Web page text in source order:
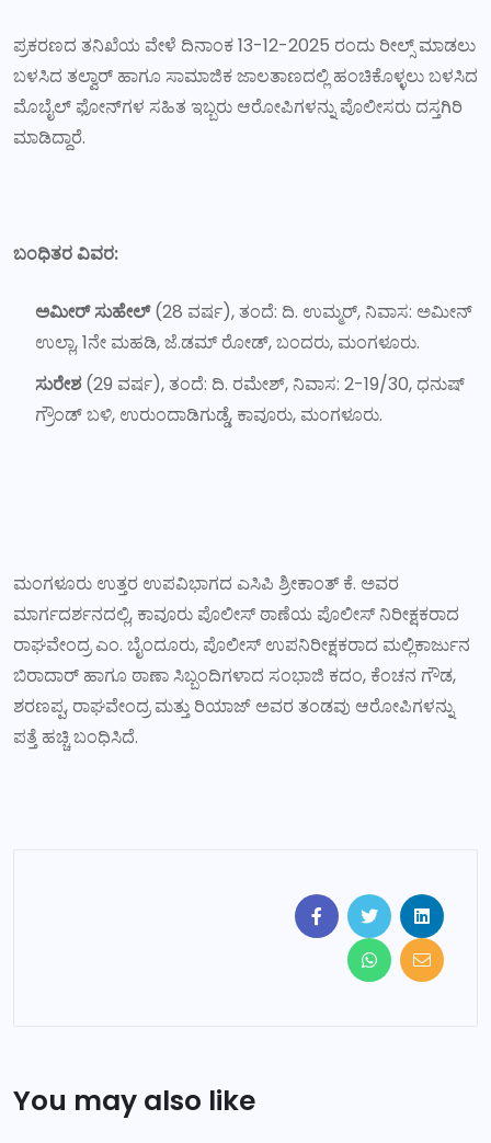
ಪ್ರಕರಣದ ತನಿಖೆಯ ವೇಳೆ ದಿನಾಂಕ 13-12-2025 ರಂದು ರೀಲ್ಸ್ ಮಾಡಲು
ಬಳಸಿದ ತಲ್ವಾರ್ ಹಾಗೂ ಸಾಮಾಜಿಕ ಜಾಲತಾಣದಲ್ಲಿ ಹಂಚಿಕೊಳ್ಳಲು ಬಳಸಿದ
ಮೊಬೈಲ್ ಫೋನ್‌ಗಳ ಸಹಿತ ಇಬ್ಬರು ಆರೋಪಿಗಳನ್ನು ಪೊಲೀಸರು ದಸ್ತಗಿರಿ
ಮಾಡಿದ್ದಾರೆ.
ಬಂಧಿತರ ವಿವರ:
ಅಮೀರ್ ಸುಹೇಲ್(28 ವರ್ಷ), ತಂದೆ: ದಿ. ಉಮ್ಮರ್, ನಿವಾಸ: ಅಮೀನ್
ಉಲ್ಲಾ, 1ನೇ ಮಹಡಿ, ಜೆ.ಡಮ್ ರೋಡ್, ಬಂದರು, ಮಂಗಳೂರು.
ಸುರೇಶ(29 ವರ್ಷ), ತಂದೆ: ದಿ. ರಮೇಶ್, ನಿವಾಸ: 2-19/30, ಧನುಷ್
ಗ್ರೌಂಡ್ ಬಳಿ, ಉರುಂದಾಡಿಗುಡ್ಡೆ, ಕಾವೂರು, ಮಂಗಳೂರು.
ಮಂಗಳೂರು ಉತ್ತರ ಉಪವಿಭಾಗದ ಎಸಿಪಿ ಶ್ರೀಕಾಂತ್ ಕೆ. ಅವರ
ಮಾರ್ಗದರ್ಶನದಲ್ಲಿ, ಕಾವೂರು ಪೊಲೀಸ್ ಠಾಣೆಯ ಪೊಲೀಸ್ ನಿರೀಕ್ಷಕರಾದ
ರಾಘವೇಂದ್ರ ಎಂ. ಬೈಂದೂರು, ಪೊಲೀಸ್ ಉಪನಿರೀಕ್ಷಕರಾದ ಮಲ್ಲಿಕಾರ್ಜುನ
ಬಿರಾದಾರ್ ಹಾಗೂ ಠಾಣಾ ಸಿಬ್ಬಂದಿಗಳಾದ ಸಂಭಾಜಿ ಕದಂ, ಕೆಂಚನ ಗೌಡ,
ಶರಣಪ್ಪ, ರಾಘವೇಂದ್ರ ಮತ್ತು ರಿಯಾಜ್ ಅವರ ತಂಡವು ಆರೋಪಿಗಳನ್ನು
ಪತ್ತೆ ಹಚ್ಚಿ ಬಂಧಿಸಿದೆ.
You may also like